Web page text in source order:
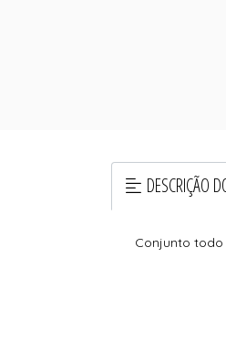
DESCRIÇÃO
Conjunto